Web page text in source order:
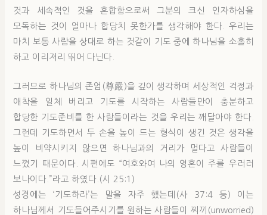
것과 세속적인 것을 혼합함으로써 그분의 크신 인자하심을
모독하는 것이 얼마나 합당치 못한가를 생각해야 한다. 우리는
마치 보통 사람을 상대로 하는 것같이 기도 중에 하나님을 소홀히
하고 이리저리 뛰어 다닌다.
그러므로 하나님의 존엄(尊嚴)을 깊이 생각하며 세상적인 걱정과
애착을 일체 버리고 기도를 시작하는 사람들만이 충분하고
합당한 기도준비를 한 사람들이라는 것을 우리는 깨달아야 한다.
그런데 기도하면서 두 손을 높이 드는 형식이 생긴 것은 생각을
높이 비약시키지 않으면 하나님과의 거리가 멀다고 사람들이
느꼈기 때문이다. 시편에도 “여호와여 나의 영혼이 주를 우러러
보나이다.”라고 하였다.(시 25:1)
성경에는 ‘기도하라’는 말을 자주 했는데(사 37:4 등) 이는
하나님께서 기도들어주시기를 원하는 사람들이 찌끼(unworried)